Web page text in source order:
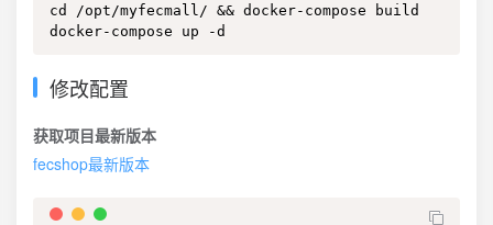
cd /opt/myfecmall/ && docker-compose build
docker-compose up -d
修改配置
获取项目最新版本
fecshop最新版本